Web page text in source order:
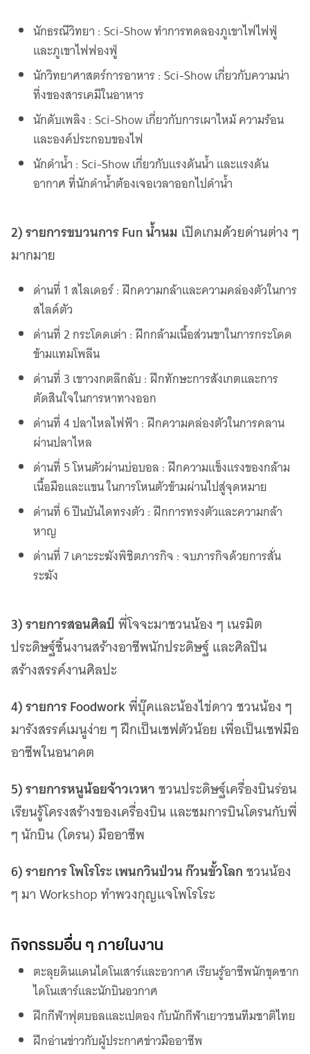
นักธรณีวิทยา : Sci-Show ทำการทดลองภูเขาไฟไฟฟู่
และภูเขาไฟฟองฟู่
นักวิทยาศาสตร์การอาหาร : Sci-Show เกี่ยวกับความน่า
ทึ่งของสารเคมีในอาหาร
นักดับเพลิง : Sci-Show เกี่ยวกับการเผาไหม้ ความร้อน
และองค์ประกอบของไฟ
นักดำน้ำ : Sci-Show เกี่ยวกับแรงดันน้ำ และแรงดัน
อากาศ ที่นักดำน้ำต้องเจอเวลาออกไปดำน้ำ
2) รายการขบวนการ Fun น้ำนม เปิดเกมด้วยด่านต่าง ๆ
มากมาย
ด่านที่ 1 สไลเดอร์ : ฝึกความกล้าและความคล่องตัวในการ
สไลด์ตัว
ด่านที่ 2 กระโดดเต่า : ฝึกกล้ามเนื้อส่วนขาในการกระโดด
ข้ามแทมโพลีน
ด่านที่ 3 เขาวงกตลึกลับ : ฝึกทักษะการสังเกตและการ
ตัดสินใจในการหาทางออก
ด่านที่ 4 ปลาไหลไฟฟ้า : ฝึกความคล่องตัวในการคลาน
ผ่านปลาไหล
ด่านที่ 5 โหนตัวผ่านบ่อบอล : ฝึกความแข็งแรงของกล้าม
เนื้อมือและแขน ในการโหนตัวข้ามผ่านไปสู่จุดหมาย
ด่านที่ 6 ปีนบันไดทรงตัว : ฝึกการทรงตัวและความกล้า
หาญ
ด่านที่ 7 เคาะระฆังพิชิตภารกิจ : จบภารกิจด้วยการสั่น
ระฆัง
3) รายการสอนศิลป์พี่โจจะมาชวนน้อง ๆ เนรมิต
ประดิษฐ์ชิ้นงานสร้างอาชีพนักประดิษฐ์ และศิลปิน
สร้างสรรค์งานศิลปะ
4) รายการ Foodworkพี่บุ๊คและน้องไข่ดาว ชวนน้อง ๆ
มารังสรรค์เมนูง่าย ๆ ฝึกเป็นเชฟตัวน้อย เพื่อเป็นเชฟมือ
อาชีพในอนาคต
5) รายการหนูน้อยจ้าวเวหาชวนประดิษฐ์เครื่องบินร่อน
เรียนรู้โครงสร้างของเครื่องบิน และชมการบินโดรนกับพี่
ๆ นักบิน (โดรน) มืออาชีพ
6) รายการ โพโรโระ เพนกวินป่วน ก๊วนขั้วโลกชวนน้อง
ๆ มา Workshop ทำพวงกุญแจโพโรโระ
กิจกรรมอื่น ๆ ภายในงาน
ตะลุยดินแดนไดโนเสาร์และอวกาศ เรียนรู้อาชีพนักขุดซาก
ไดโนเสาร์และนักบินอวกาศ
ฝึกกีฬาฟุตบอลและเปตอง กับนักกีฬาเยาวชนทีมชาติไทย
ฝึกอ่านข่าวกับผู้ประกาศข่าวมืออาชีพ